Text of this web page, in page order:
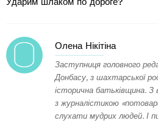
Олена Нікітіна
Заступниця головного
Донбасу, з шахтарської
історична батьківщина.
з журналістикою
слухати мудрих людей. І